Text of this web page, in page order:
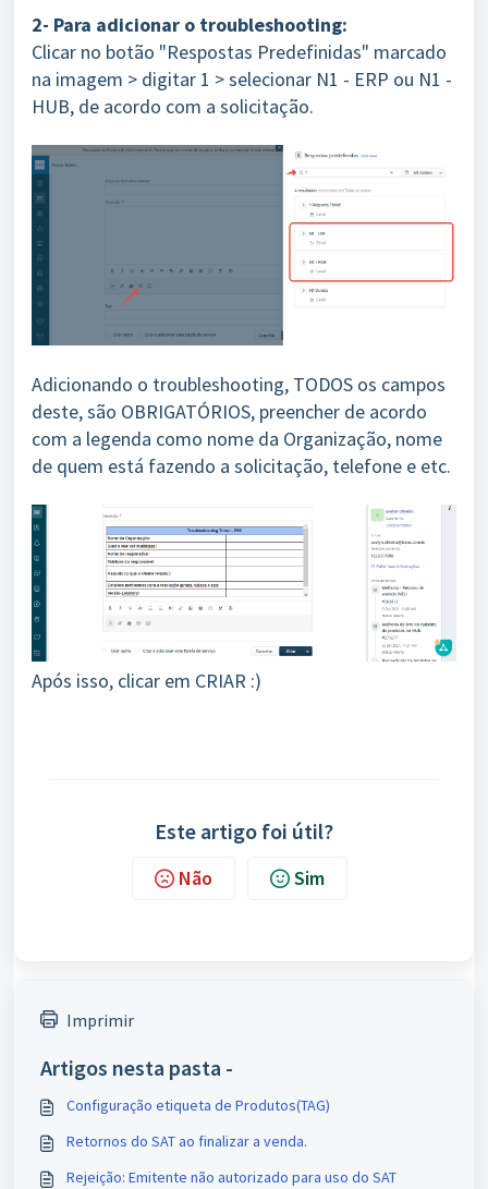
2- Para adicionar o troubleshooting:
Clicar no botão "Respostas Predefinidas" marcado
na imagem > digitar 1 > selecionar N1 - ERP ou N1 -
HUB, de acordo com a solicitação.
Adicionando o troubleshooting, TODOS os campos
deste, são OBRIGATÓRIOS, preencher de acordo
com a legenda como nome da Organização, nome
de quem está fazendo a solicitação, telefone e etc.
Após isso, clicar em CRIAR :)
Este artigo foi útil?
Não Sim
Imprimir
Artigos nesta pasta -
Configuração etiqueta de Produtos(TAG)
Retornos do SAT ao finalizar a venda.
Rejeição: Emitente não autorizado para uso do SAT